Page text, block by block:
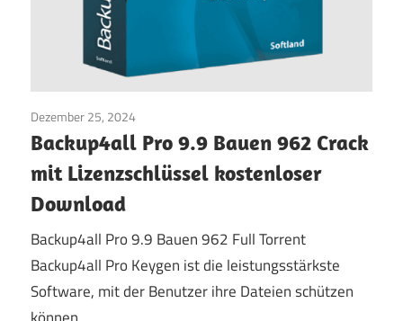
Dezember 25, 2024
Backup4all Pro 9.9 Bauen 962 Crack
mit Lizenzschlüssel kostenloser
Download
Backup4all Pro 9.9 Bauen 962 Full Torrent
Backup4all Pro Keygen ist die leistungsstärkste
Software, mit der Benutzer ihre Dateien schützen